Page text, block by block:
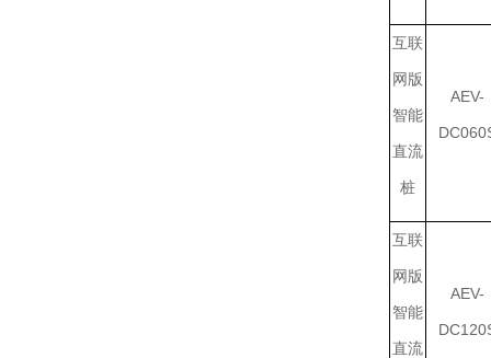
互联
网版
智能
直流
桩
AEV-
互联
网版
智能
直流
AEV-